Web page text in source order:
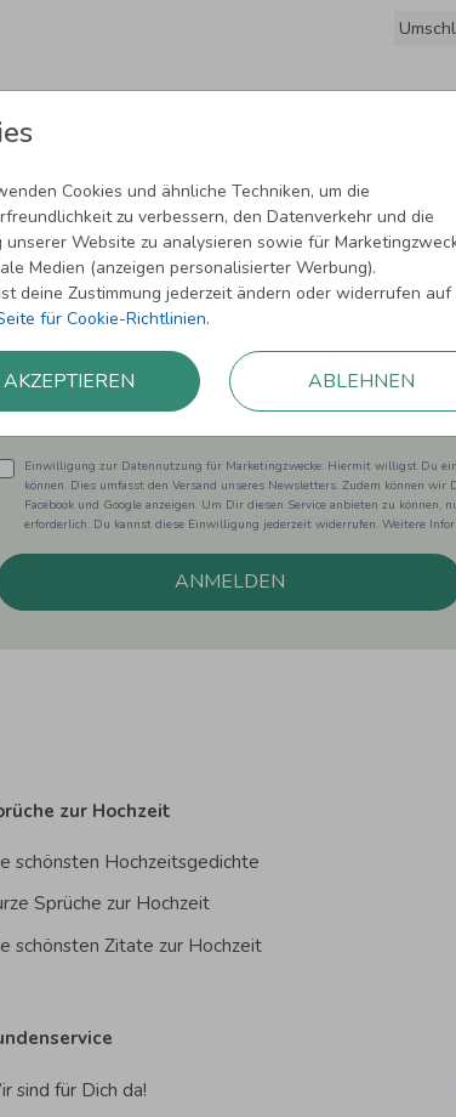
Cookies und ähnliche Techniken, um die
zu verbessern, den Datenverkehr und die
unserer Website zu analysieren sowie für
Medien (anzeigen personalisierter Werbung).
deine Zustimmung jederzeit ändern oder widerrufen auf
für Cookie-Richtlinien.
AKZEPTIEREN ABLEHNEN
abonnieren und 5,00 €
Dich zu unserem Newsletter an und bleibe auf
Einwilligung zur Datennutzung für Marketingzwecke: Hiermit willigst Du
können. Dies umfasst den Versand unseres Newsletters. Zudem können
Facebook und Google anzeigen. Um Dir diesen Service anbieten zu
erforderlich. Du kannst diese Einwilligung jederzeit widerrufen. Weitere
ANMELDEN
zur Hochzeit
schönsten Hochzeitsgedichte
Sprüche zur Hochzeit
schönsten Zitate zur Hochzeit
sind für Dich da!